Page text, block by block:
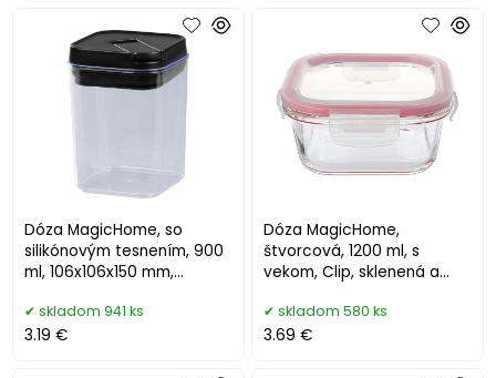
Dóza MagicHome, so
silikónovým tesnením, 900
ml, 106x106x150 mm,
skladom 941 ks
3.19 €
Dóza MagicHome,
štvorcová, 1200 ml, s
vekom, Clip, sklenená a
skladom 580 ks
3.69 €